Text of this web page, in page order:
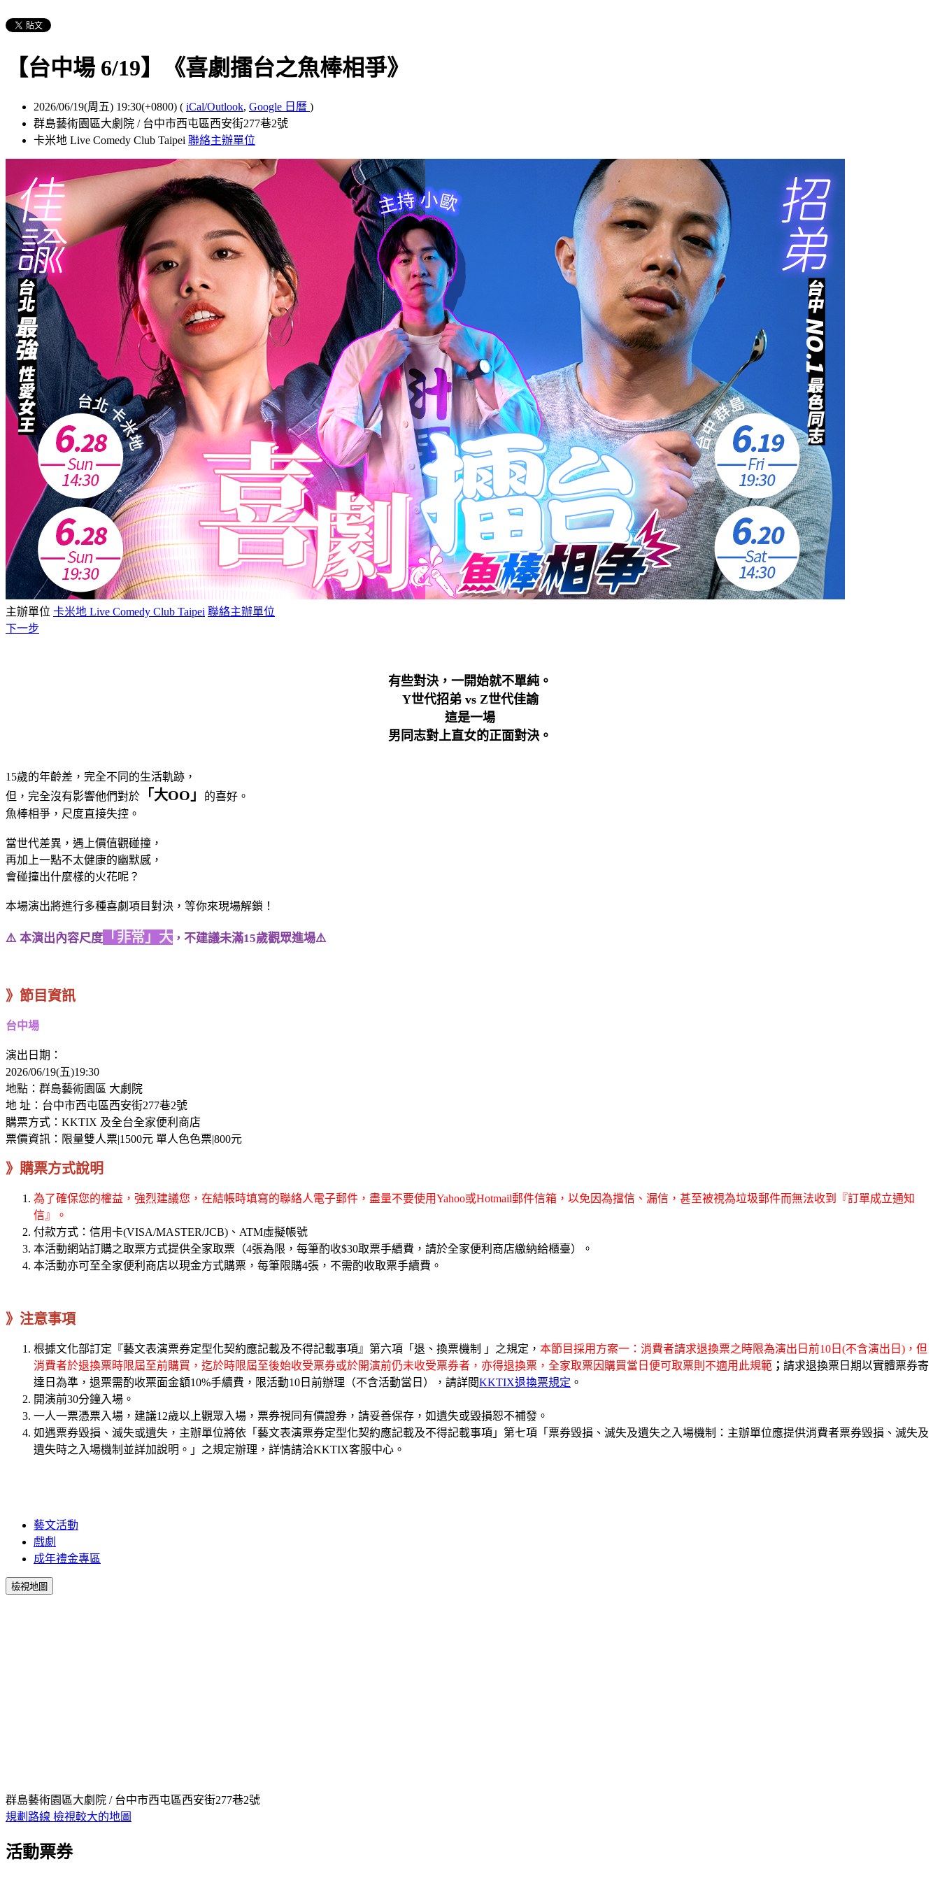
【台中場 6/19】《喜劇擂台之魚棒相爭》
2026/06/19(周五) 19:30(+0800) ( iCal/Outlook, Google 日曆 )
群島藝術園區大劇院 / 台中市西屯區西安街277巷2號
卡米地 Live Comedy Club Taipei 聯絡主辦單位
主辦單位 卡米地 Live Comedy Club Taipei 聯絡主辦單位
下一步
有些對決，一開始就不單純。
Y世代招弟 vs Z世代佳諭
這是一場
男同志對上直女的正面對決。
15歲的年齡差， 完全不同的生活軌跡，
但， 完全沒有影響他們對於 「大OO」
的喜好。
魚棒相爭，尺度直接失控。
當世代差異， 遇上價值觀碰撞，
再加上一點不太健康的幽默感，
會碰撞出什麼樣的火花呢？
本場演出將進行多種喜劇項目對決， 等你來現場解鎖！
⚠️ 本演出內容尺度 「非常」大 ， 不建議未滿15歲觀眾進場⚠️
》節目資訊
台中場
演出日期：
2026/06/19(五)19:30
地點：群島藝術園區 大劇院
地 址：台中市西屯區西安街277巷2號
購票方式：KKTIX 及全台全家便利商店
票價資訊：限量雙人票|1500元 單人色色票|800元
》購票方式說明
為了確保您的權益，強烈建議您，在結帳時填寫的聯絡人電子郵件，盡量不要使用Yahoo或Hotmail郵件信箱，以免因為擋信、漏信，甚至被視為垃圾郵件而無法收到『訂單成立通知
信』。
付款方式：信用卡(VISA/MASTER/JCB)、ATM虛擬帳號
本活動網站訂購之取票方式提供全家取票（4張為限，每筆酌收$30取票手續費，請於全家便利商店繳納給櫃臺）。
本活動亦可至全家便利商店以現金方式購票，每筆限購4張，不需酌收取票手續費。
》注意事項
根據文化部訂定『藝文表演票券定型化契約應記載及不得記載事項』第六項「退、換票機制 」之規定， 本節目採用方案一：消費者請求退換票之時限為演出日前10日(不含演出日)，但
消費者於退換票時限屆至前購買，迄於時限屆至後始收受票券或於開演前仍未收受票券者，亦得退換票，全家取票因購買當日便可取票則不適用此規範 ； 請求退換票日期以實體票券寄
達日為準，退票需酌收票面金額10%手續費，限活動10日前辦理（不含活動當日），請詳閱KKTIX退換票規定 。
開演前30分鐘入場。
一人一票憑票入場，建議12歲以上觀眾入場，票券視同有價證券，請妥善保存，如遺失或毀損恕不補發。
如遇票券毀損、滅失或遺失，主辦單位將依「藝文表演票券定型化契約應記載及不得記載事項」第七項「票券毀損、滅失及遺失之入場機制：主辦單位應提供消費者票券毀損、滅失及
遺失時之入場機制並詳加說明。」之規定辦理，詳情請洽KKTIX客服中心。
藝文活動
戲劇
成年禮金專區
檢視地圖
群島藝術園區大劇院 / 台中市西屯區西安街277巷2號
規劃路線 檢視較大的地圖
活動票券